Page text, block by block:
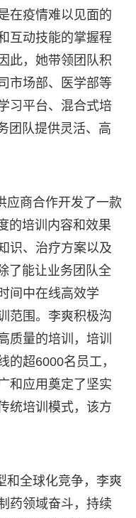
在疫情难以见面的
互动技能的掌握程
此，她带领团队积
市场部、医学部等
习平台、混合式培
团队提供灵活、高
应商合作开发了一款
的培训内容和效果
识、治疗方案以及
了能让业务团队全
间中在线高效学
范围。李爽积极沟
质量的培训，培训
的超6000名员工，
和应用奠定了坚实
统培训模式，该方
和全球化竞争，李爽
药领域奋斗，持续